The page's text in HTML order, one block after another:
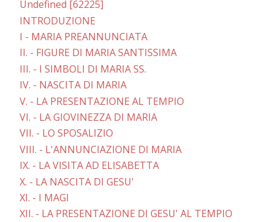
Undefined [62225]
INTRODUZIONE
I - MARIA PREANNUNCIATA
II. - FIGURE DI MARIA SANTISSIMA
III. - I SIMBOLI DI MARIA SS.
IV. - NASCITA DI MARIA
V. - LA PRESENTAZIONE AL TEMPIO
VI. - LA GIOVINEZZA DI MARIA
VII. - LO SPOSALIZIO
VIII. - L'ANNUNCIAZIONE DI MARIA
IX. - LA VISITA AD ELISABETTA
X. - LA NASCITA DI GESU'
XI. - I MAGI
XII. - LA PRESENTAZIONE DI GESU' AL TEMPIO